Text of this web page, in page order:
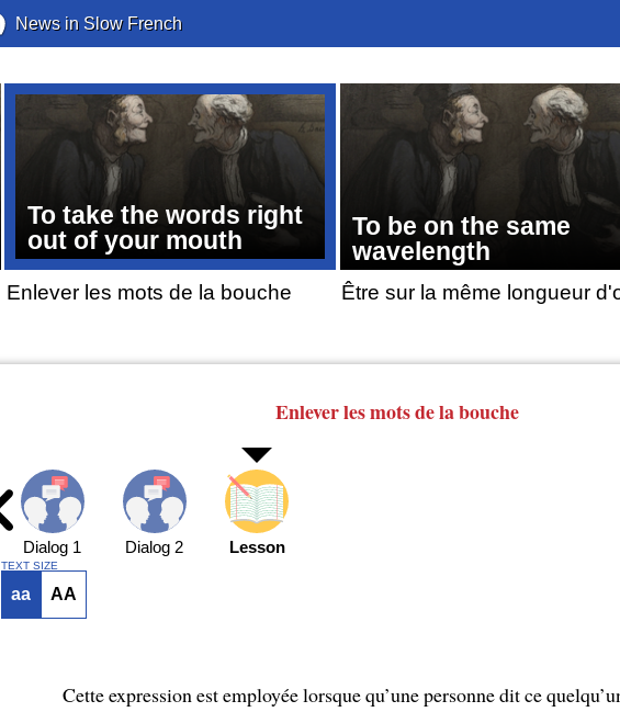
News in Slow French
To take the words right
out of your mouth
Enlever les mots de la bouche
To be on the same
wavelength
Être sur la même longueur
Enlever les motsde la bouche
Dialog 1 Dialog 2 Lesson
TEXT SIZE
aa AA
Cette expression est employée lorsque qu’une personne dit ce